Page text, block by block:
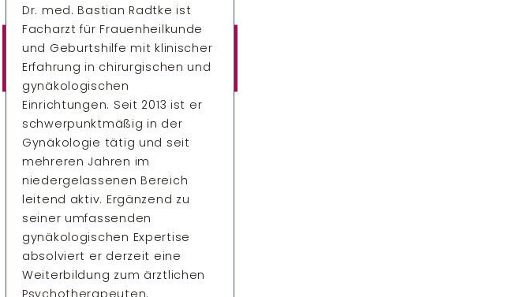
Dr. med. Bastian Radtke ist
Facharzt für Frauenheilkunde
und Geburtshilfe mit klinischer
Erfahrung in chirurgischen und
gynäkologischen
Einrichtungen. Seit 2013 ist er
schwer­punkt­mäßig in der
Gynäkologie tätig und seit
mehreren Jahren im
niedergelassenen Bereich
leitend aktiv. Ergänzend zu
seiner umfassenden
gynäkologischen Expertise
absolviert er derzeit eine
Weiterbildung zum ärztlichen